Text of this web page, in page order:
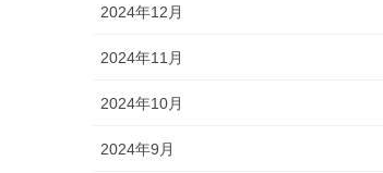
2024年12月
2024年11月
2024年10月
2024年9月